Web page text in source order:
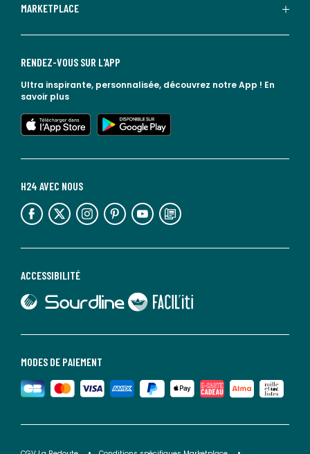
MARKETPLACE
MODES DE PAIEMENT
ACCESSIBILITÉ
lien vers Faciliti
H24 AVEC NOUS
lien vers l'espace réseaux sociaux lien vers l'espace réseaux sociaux lien vers l'espace réseaux sociaux lien vers l'espace réseaux sociaux lien vers l'espace réseaux sociaux lien vers le blog la redoute
RENDEZ-VOUS SUR L'APP
Ultra inspirante, personnalisée, découvrez notre App ! En
savoir plus
lien vers l'app store
lien vers google play